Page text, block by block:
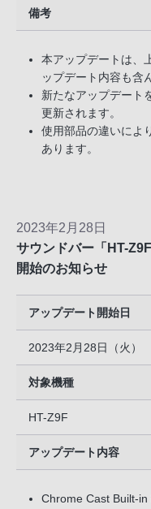
備考
本アップデートは、
ップデート内容も含
新たなアップデート
更新されます。
使用部品の違いによ
あります。
2023年2月28日
サウンドバー「HT-
開始のお知らせ
アップデート開始日
2023年2月28日（火）
対象機種
HT-Z9F
アップデート内容
Chrome Cast Built-